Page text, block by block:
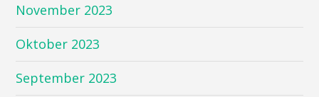
November 2023
Oktober 2023
September 2023